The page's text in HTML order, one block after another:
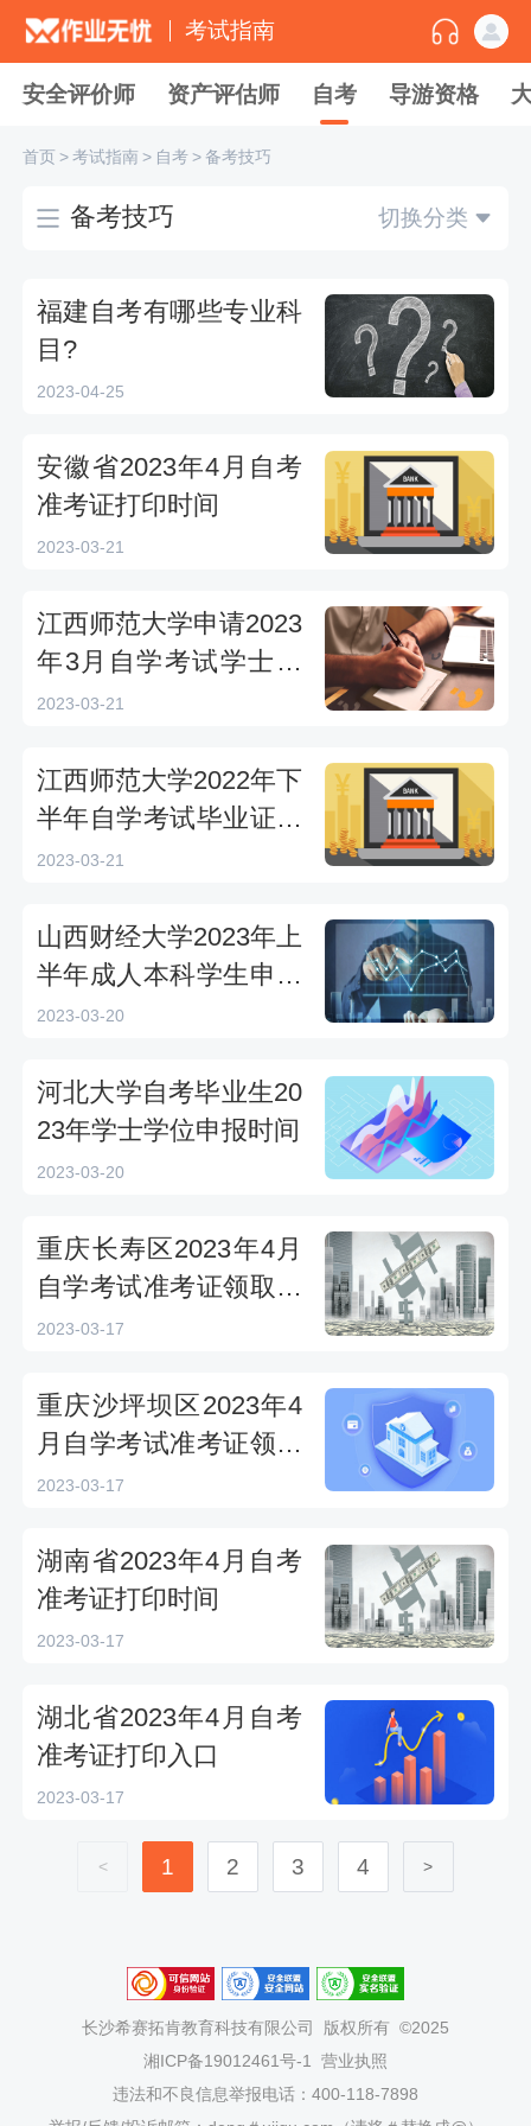
考试指南
安全评价师 资产评估师 自考 导游资格
首页>考试指南> 自考> 备考技巧
备考技巧 切换分类
福建自考有哪些专业科
目?
2023-04-25
安徽省2023年4月自考
准考证打印时间
2023-03-21
江西师范大学申请2023
年3月自学考试学士学
位通知
2023-03-21
江西师范大学2022年下
半年自学考试毕业证书
和学士学位证书领取地
2023-03-21
山西财经大学2023年上
半年成人本科学生申请
学士学位报名什么时候
2023-03-20
河北大学自考毕业生20
23年学士学位申报时间
2023-03-20
重庆长寿区2023年4月
自学考试准考证领取时
间
2023-03-17
重庆沙坪坝区2023年4
月自学考试准考证领取
时间及地点
2023-03-17
湖南省2023年4月自考
准考证打印时间
2023-03-17
湖北省2023年4月自考
准考证打印入口
2023-03-17
< 1 2 3 4 >
长沙希赛拓肯教育科技有限公司
版权所有 ©2025
湘ICP备19012461号-1
营业执照
违法和不良信息举报电话：400-118-7898